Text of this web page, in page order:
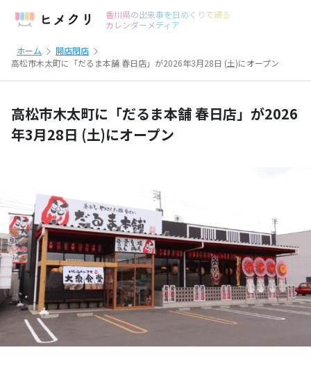
香川県の出来事を日めくりで綴る
カレンダーメディア
ホーム
開店閉店
高松市木太町に「だるま本舗 春日店」が2026年3月28日 (土)にオープン
高松市木太町に「だるま本舗 春日店」が2026
年3月28日 (土)にオープン